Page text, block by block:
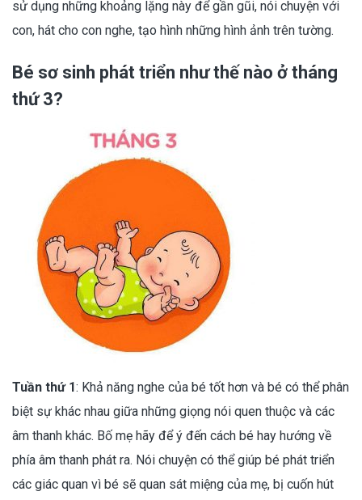
sử dụng những khoảng lặng này để gần gũi, nói chuyện với
con, hát cho con nghe, tạo hình những hình ảnh trên tường.
Bé sơ sinh phát triển như thế nào ở tháng
thứ 3?
Tuần thứ 1: Khả năng nghe của bé tốt hơn và bé có thể phân
biệt sự khác nhau giữa những giọng nói quen thuộc và các
âm thanh khác. Bố mẹ hãy để ý đến cách bé hay hướng về
phía âm thanh phát ra. Nói chuyện có thể giúp bé phát triển
các giác quan vì bé sẽ quan sát miệng của mẹ, bị cuốn hút